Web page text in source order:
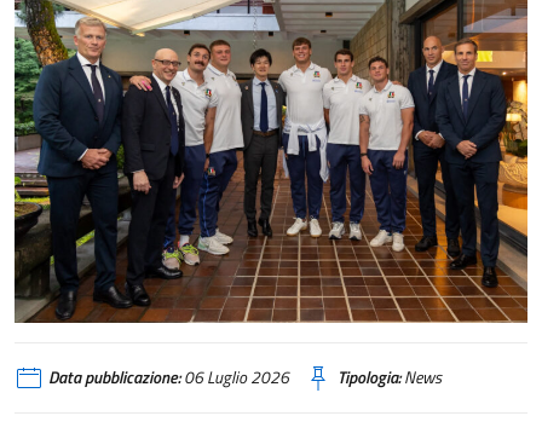
Data pubblicazione:06 Luglio 2026 Tipologia:News